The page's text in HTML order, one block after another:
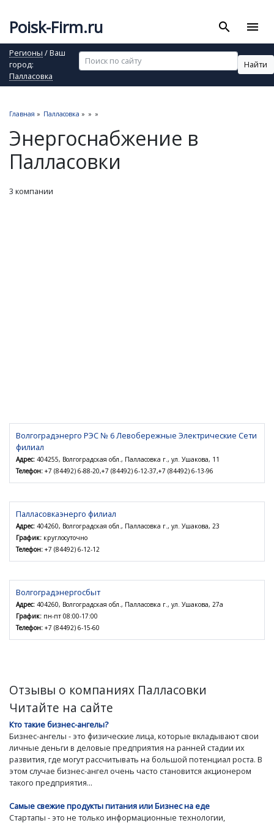
Poisk-Firm.ru search menu
Регионы / Ваш
город:
Палласовка
Найти
Главная » Палласовка » » »
Энергоснабжение в
Палласовки
3 компании
Волгоградэнерго РЭС № 6 Левобережные Электрические Сети
филиал
Адрес: 404255, Волгоградская обл., Палласовка г., ул. Ушакова, 11
Телефон: +7 (84492) 6-88-20,+7 (84492) 6-12-37,+7 (84492) 6-13-96
Палласовкаэнерго филиал
Адрес: 404260, Волгоградская обл., Палласовка г., ул. Ушакова, 23
График: круглосуточно
Телефон: +7 (84492) 6-12-12
Волгоградэнергосбыт
Адрес: 404260, Волгоградская обл., Палласовка г., ул. Ушакова, 27а
График: пн-пт 08:00-17:00
Телефон: +7 (84492) 6-15-60
Отзывы о компаниях Палласовки
Читайте на сайте
Кто такие бизнес-ангелы?
Бизнес-ангелы - это физические лица, которые вкладывают свои
личные деньги в деловые предприятия на ранней стадии их
развития, где могут рассчитывать на большой потенциал роста. В
этом случае бизнес-ангел очень часто становится акционером
такого предприятия...
Самые свежие продукты питания или Бизнес на еде
Стартапы - это не только информационные технологии,